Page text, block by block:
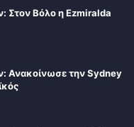
Στον Βόλο η Ezmiralda
Ανακοίνωσε την Sydney